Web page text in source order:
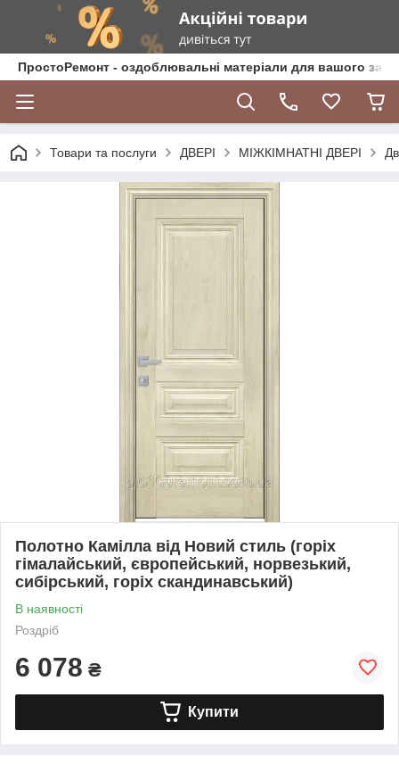
ПростоРемонт - оздоблювальні матеріали для вашого
Товари та послуги ДВЕРІ МІЖКІМНАТНІ ДВЕРІ
Полотно Камілла від Новий стиль (горіх
гімалайський, європейський, норвезький,
сибірський, горіх скандинавський)
В наявності
Роздріб
6 078 ₴
Купити